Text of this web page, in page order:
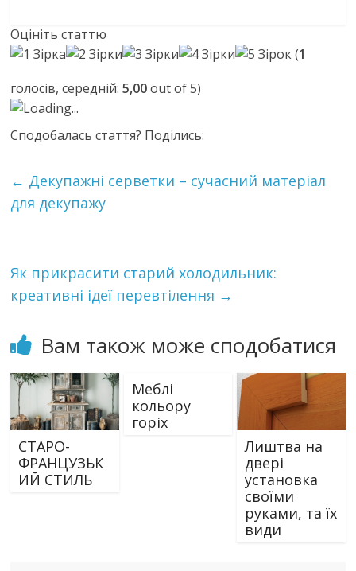
Оцініть статтю
(1
голосів, середній:5,00out of 5)
Loading...
Сподобалась стаття? Поділись:
← Декупажні серветки – сучасний матеріал
для декупажу
Як прикрасити старий холодильник:
креативні ідеї перевтілення →
Вам також може сподобатися
СТАРО-
ФРАНЦУЗЬК
ИЙ СТИЛЬ
Меблі
кольору
горіх
Лиштва на
двері
установка
своїми
руками, та їх
види